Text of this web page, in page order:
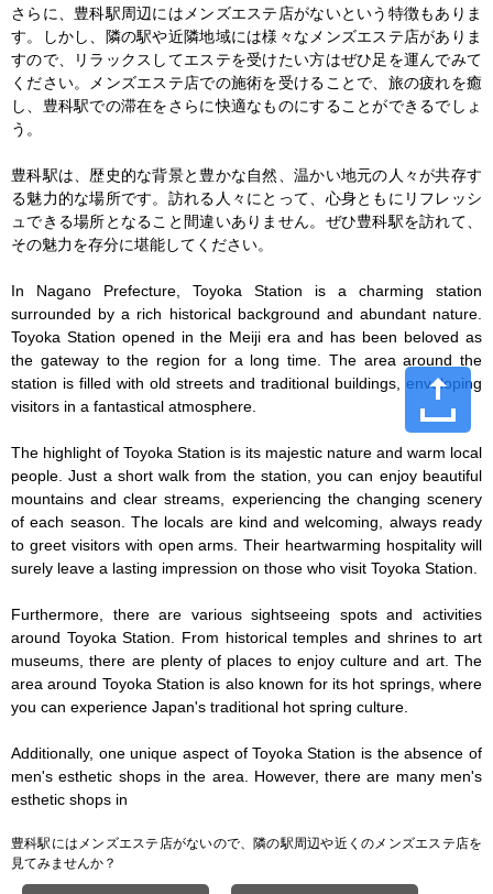
さらに、豊科駅周辺にはメンズエステ店がないという特徴もありま
す。しかし、隣の駅や近隣地域には様々なメンズエステ店がありま
すので、リラックスしてエステを受けたい方はぜひ足を運んでみて
ください。メンズエステ店での施術を受けることで、旅の疲れを癒
し、豊科駅での滞在をさらに快適なものにすることができるでしょ
う。
豊科駅は、歴史的な背景と豊かな自然、温かい地元の人々が共存す
る魅力的な場所です。訪れる人々にとって、心身ともにリフレッシ
ュできる場所となること間違いありません。ぜひ豊科駅を訪れて、
その魅力を存分に堪能してください。
In Nagano Prefecture, Toyoka Station is a charming station
surrounded by a rich historical background and abundant nature.
Toyoka Station opened in the Meiji era and has been beloved as
the gateway to the region for a long time. The area around the
station is filled with old streets and traditional buildings, enveloping
visitors in a fantastical atmosphere.
The highlight of Toyoka Station is its majestic nature and warm local
people. Just a short walk from the station, you can enjoy beautiful
mountains and clear streams, experiencing the changing scenery
of each season. The locals are kind and welcoming, always ready
to greet visitors with open arms. Their heartwarming hospitality will
surely leave a lasting impression on those who visit Toyoka Station.
Furthermore, there are various sightseeing spots and activities
around Toyoka Station. From historical temples and shrines to art
museums, there are plenty of places to enjoy culture and art. The
area around Toyoka Station is also known for its hot springs, where
you can experience Japan's traditional hot spring culture.
Additionally, one unique aspect of Toyoka Station is the absence of
men's esthetic shops in the area. However, there are many men's
esthetic shops in
豊科駅にはメンズエステ店がないので、隣の駅周辺や近くのメンズエステ店を
見てみませんか？